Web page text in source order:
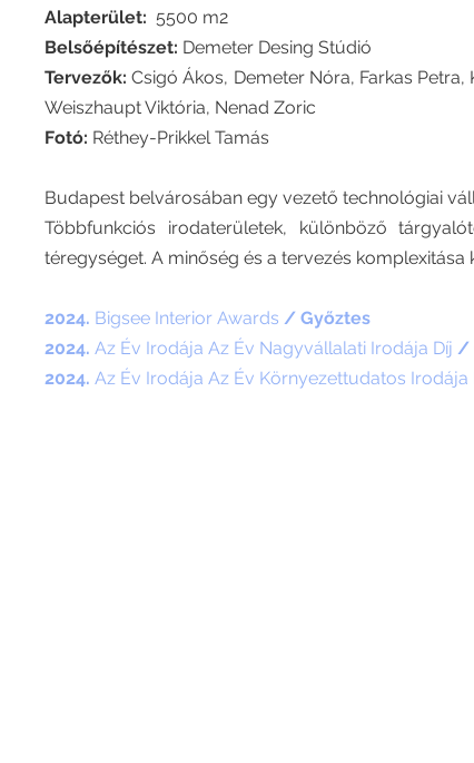
Alapterület: 5500 m2
Belsőépítészet: Demeter Desing Stúdió
Tervezők:Csigó Ákos, Demeter Nóra, Farkas
Weiszhaupt Viktória, Nenad Zoric
Fotó: Réthey-Prikkel Tamás
Budapest belvárosában egy vezető technológiai
Többfunkciós irodaterületek, különböző
téregységet. A minőség és a tervezés
2024. Bigsee Interior Awards / Győztes
2024. Az Év Irodája Az Év Nagyvállalati Irodája Díj /
2024. Az Év Irodája Az Év Környezettudatos Irodája